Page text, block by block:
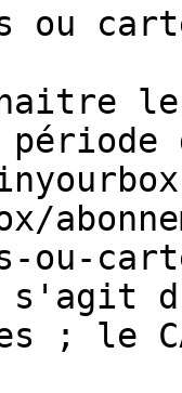
ou
période
ou-
s'agit
; le